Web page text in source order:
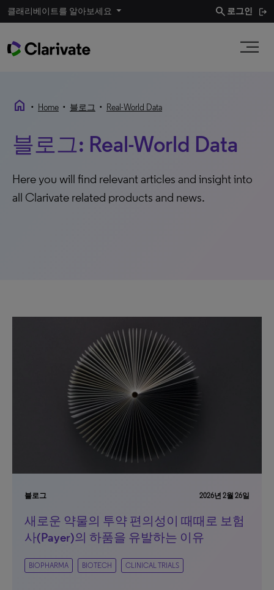
클래리베이트를 알아보세요 search 로그인
home • Home • 블로그 • Real-World Data
블로그: Real-World Data
Here you will find relevant articles and insight into
all Clarivate related products and news.
블로그 2026년 2월 26일
새로운 약물의 투약 편의성이 때때로 보험
사(Payer)의 하품을 유발하는 이유
BIOPHARMA BIOTECH CLINICAL TRIALS